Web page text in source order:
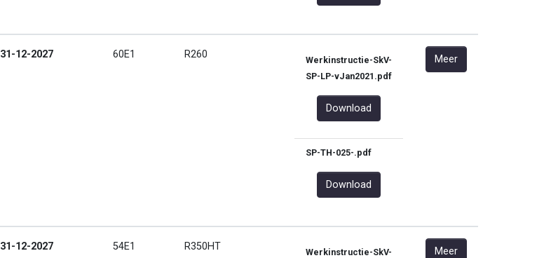
31-12-2027 60E1 R260
Werkinstructie-SkV-
SP-LP-vJan2021.pdf
Download
SP-TH-025-.pdf
Download
Meer
31-12-2027 54E1 R350HT
Werkinstructie-SkV-
Meer